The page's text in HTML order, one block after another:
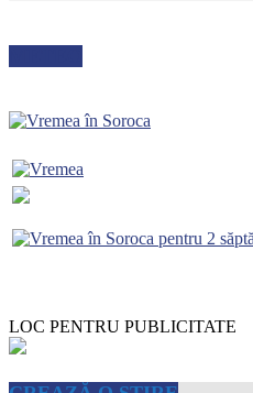
LOC PENTRU PUBLICITATE